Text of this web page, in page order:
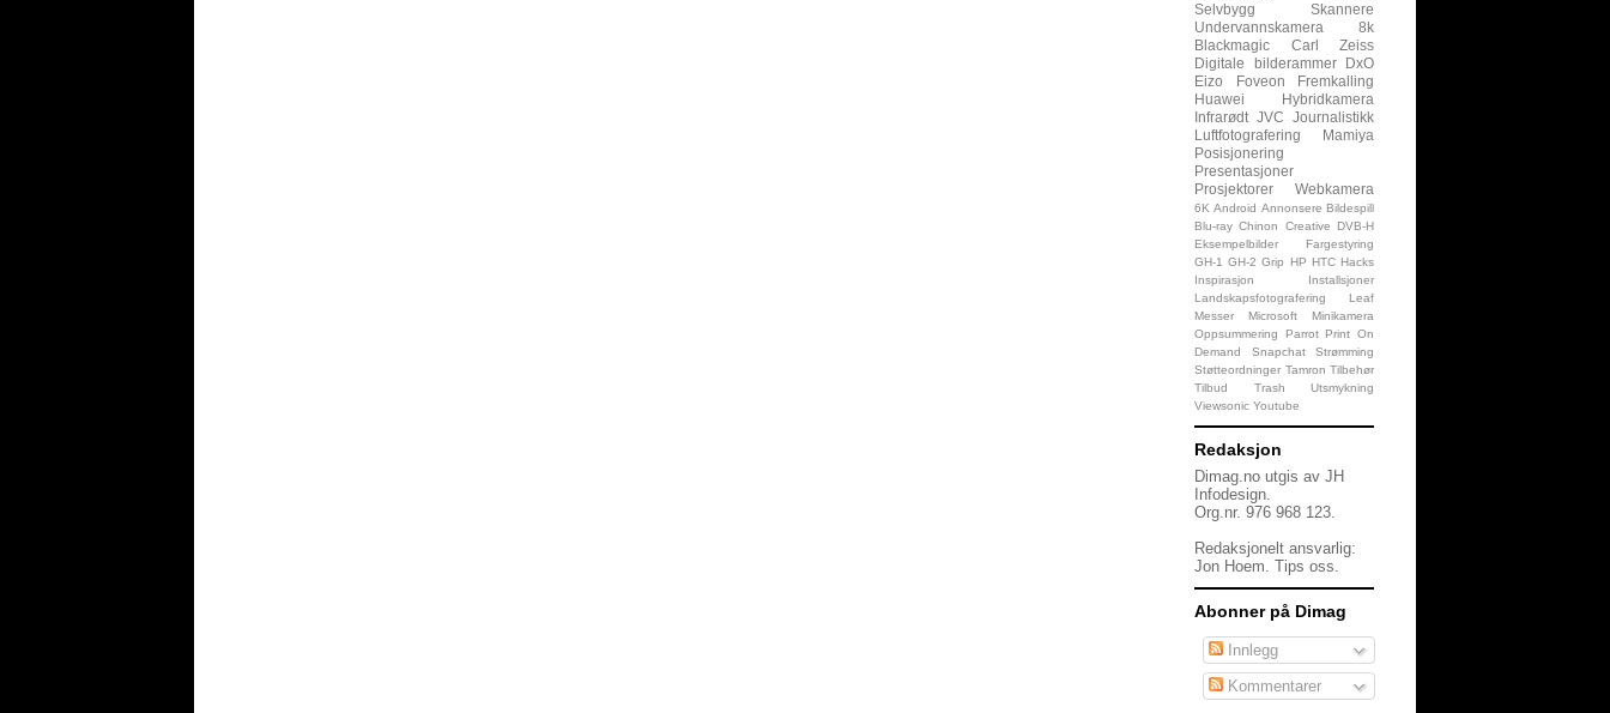
Selvbygg
Skannere
Undervannskamera
8k
Blackmagic
Carl Zeiss
Digitale bilderammer
DxO
Eizo
Foveon
Fremkalling
Huawei
Hybridkamera
Infrarødt JVC
Journalistikk
Luftfotografering
Mamiya
Posisjonering
Presentasjoner
Prosjektorer
Webkamera
6K Android Annonsere Bildespill
Blu-ray Chinon Creative
DVB-H
Eksempelbilder
Fargestyring
GH-1 GH-2 Grip HP HTC Hacks
Inspirasjon
Installsjoner
Landskapsfotografering
Leaf
Messer
Microsoft
Minikamera
Oppsummering
Parrot Print On
Demand
Snapchat
Strømming
Støtteordninger Tamron Tilbehør
Tilbud
Trash
Utsmykning
Viewsonic Youtube
Redaksjon
Dimag.no utgis av JH
Infodesign.
Org.nr. 976 968 123.
Redaksjonelt ansvarlig:
Jon Hoem. Tips oss
Abonner på Dimag
Innlegg
Kommentarer